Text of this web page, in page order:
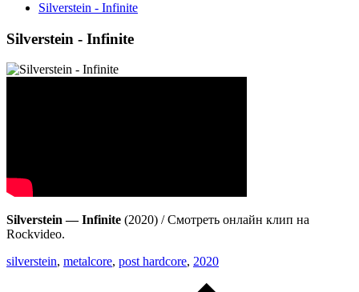
Silverstein - Infinite
Silverstein - Infinite
Silverstein — Infinite (2020) / Смотреть онлайн клип на
Rockvideo.
silverstein, metalcore, post hardcore, 2020